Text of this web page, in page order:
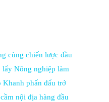
cùng chiến lược đầu
Nông nghiệp làm
phấn đấu trở
nội địa hàng đầu